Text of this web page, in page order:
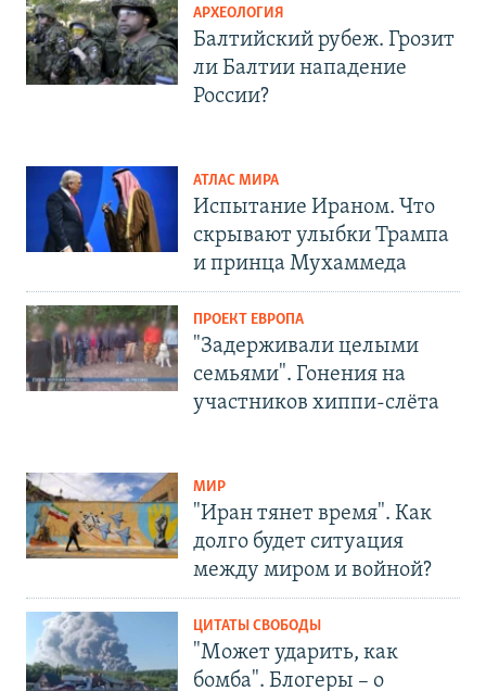
АРХЕОЛОГИЯ
Балтийский рубеж. Грозит
ли Балтии нападение
России?
АТЛАС МИРА
Испытание Ираном. Что
скрывают улыбки Трампа
и принца Мухаммеда
ПРОЕКТ ЕВРОПА
"Задерживали целыми
семьями". Гонения на
участников хиппи-слёта
МИР
"Иран тянет время". Как
долго будет ситуация
между миром и войной?
ЦИТАТЫ СВОБОДЫ
"Может ударить, как
бомба". Блогеры – о